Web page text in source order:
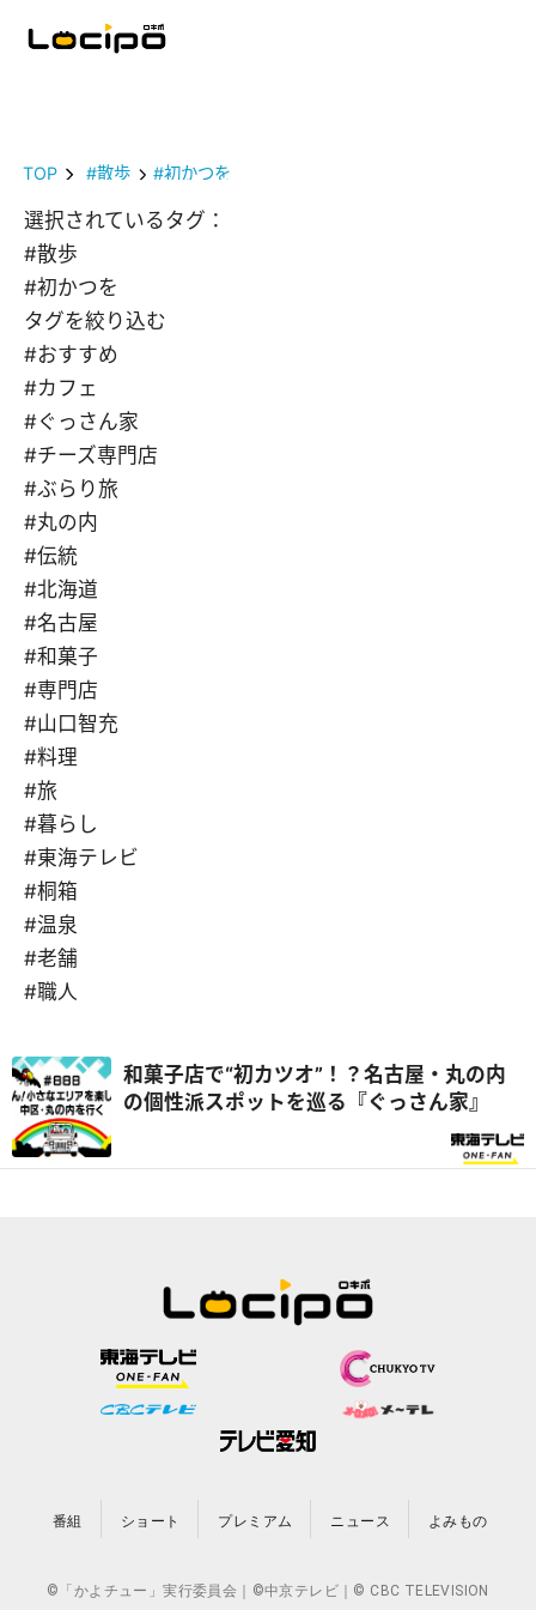
TOP #散歩 #初かつを
選択されているタグ：
#散歩
#初かつを
タグを絞り込む
#おすすめ
#カフェ
#ぐっさん家
#チーズ専門店
#ぶらり旅
#丸の内
#伝統
#北海道
#名古屋
#和菓子
#専門店
#山口智充
#料理
#旅
#暮らし
#東海テレビ
#桐箱
#温泉
#老舗
#職人
和菓子店で“初カツオ”！？名古屋・丸の内
の個性派スポットを巡る『ぐっさん家』
番組 ショート プレミアム ニュース よみもの
©「かよチュー」実行委員会｜©中京テレビ｜© CBC TELEVISION